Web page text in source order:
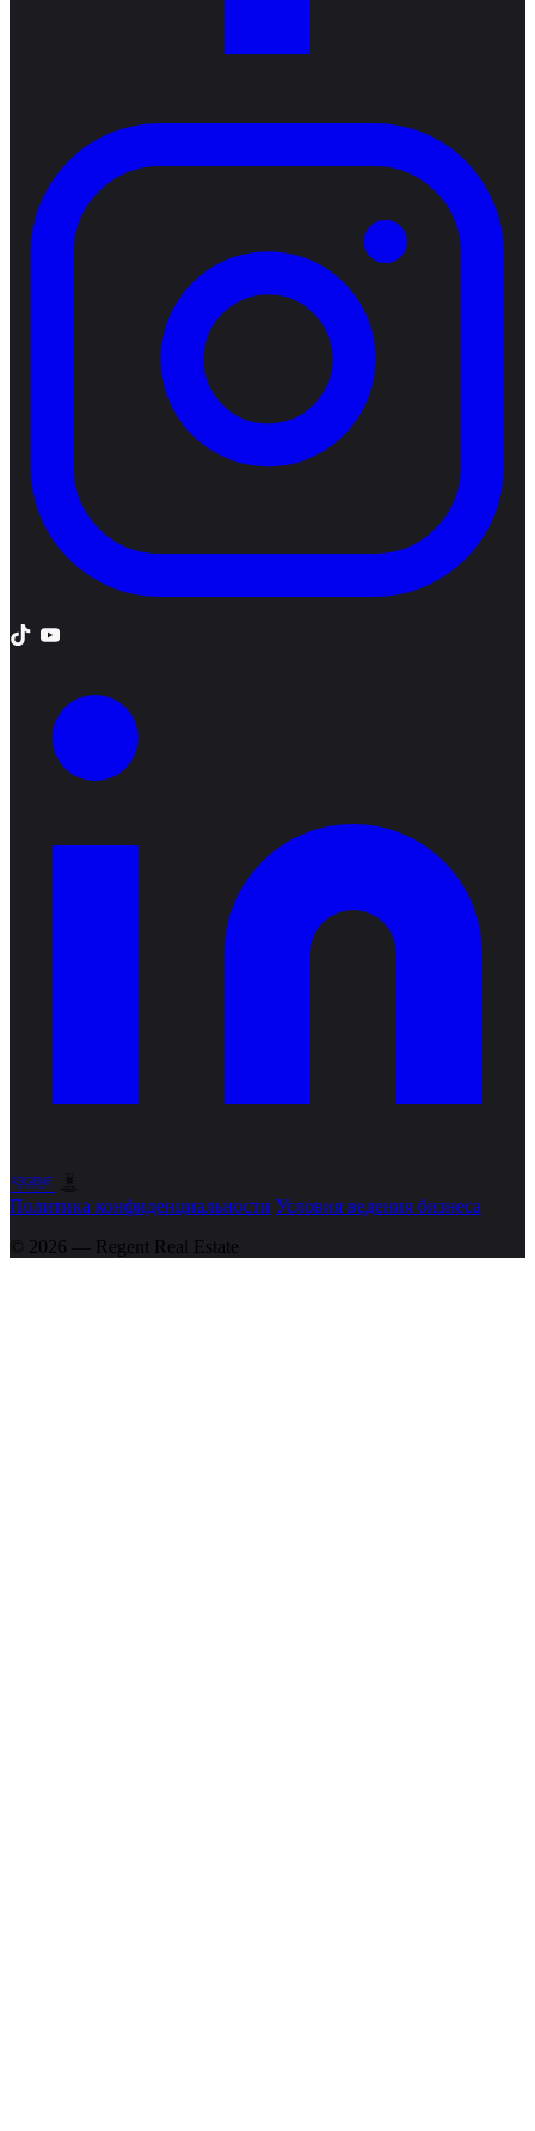
Политика конфиденциальности Условия ведения бизнеса
© 2026 — Regent Real Estate